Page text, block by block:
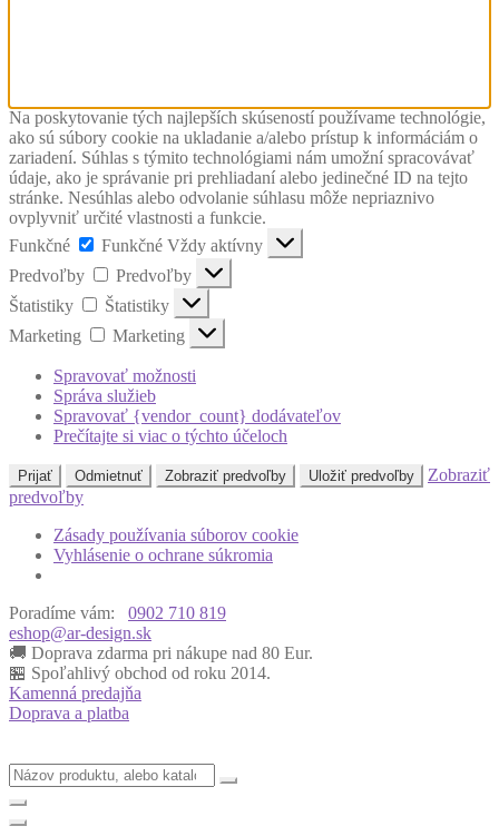
Na poskytovanie tých najlepších skúseností používame technológie,
ako sú súbory cookie na ukladanie a/alebo prístup k informáciám o
zariadení. Súhlas s týmito technológiami nám umožní spracovávať
údaje, ako je správanie pri prehliadaní alebo jedinečné ID na tejto
stránke. Nesúhlas alebo odvolanie súhlasu môže nepriaznivo
ovplyvniť určité vlastnosti a funkcie.
Funkčné
Funkčné Vždy aktívny
Predvoľby
Predvoľby
Štatistiky
Štatistiky
Marketing
Marketing
Spravovať možnosti
Správa služieb
Spravovať {vendor_count} dodávateľov
Prečítajte si viac o týchto účeloch
Prijať Odmietnuť Zobraziť predvoľby Uložiť predvoľby
Zobraziť
predvoľby
Zásady používania súborov cookie
Vyhlásenie o ochrane súkromia
Poradíme vám:
0902 710 819
eshop@ar-design.sk
🚚 Doprava zdarma pri nákupe nad 80 Eur.
🏪 Spoľahlivý obchod od roku 2014.
Kamenná predajňa
Doprava a platba